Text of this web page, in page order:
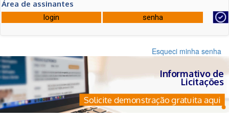
Área de assinantes
Esqueci minha senha
Informativo de
Licitações
Solicite demonstração gratuita aqui